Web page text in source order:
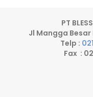
PT
Jl Mangga Besar
Telp :
Fax :